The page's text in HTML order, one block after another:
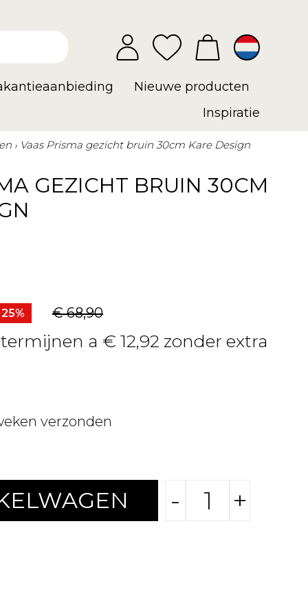
Nieuwe producten
Inspiratie
Vaas Prisma gezicht bruin 30cm Kare Design
GEZICHT BRUIN 30CM
€ 68,90
a € 12,92 zonder extra
verzonden
- +